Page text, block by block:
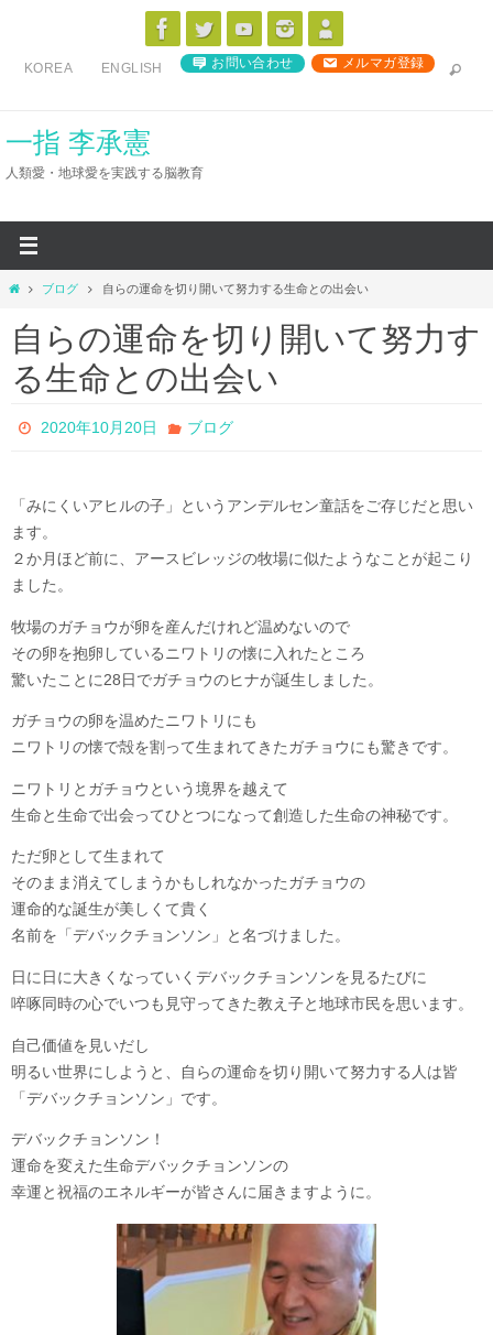
ス
KOREA ENGLISH お問い合わせ メルマガ登録
一指 李承憲
人類愛・地球愛を実践する脳教育
ホ
ム
ブログ 自らの運命を切り開いて努力する生命との出会い
自らの運命を切り開いて努力す
る生命との出会い
2020年10月20日 ブログ
「みにくいアヒルの子」というアンデルセン童話をご存じだと思い
ます。
２か月ほど前に、アースビレッジの牧場に似たようなことが起こり
ました。
牧場のガチョウが卵を産んだけれど温めないので
その卵を抱卵しているニワトリの懐に入れたところ
驚いたことに28日でガチョウのヒナが誕生しました。
ガチョウの卵を温めたニワトリにも
ニワトリの懐で殻を割って生まれてきたガチョウにも驚きです。
ニワトリとガチョウという境界を越えて
生命と生命で出会ってひとつになって創造した生命の神秘です。
ただ卵として生まれて
そのまま消えてしまうかもしれなかったガチョウの
運命的な誕生が美しくて貴く
名前を「デバックチョンソン」と名づけました。
日に日に大きくなっていくデバックチョンソンを見るたびに
啐啄同時の心でいつも見守ってきた教え子と地球市民を思います。
自己価値を見いだし
明るい世界にしようと、自らの運命を切り開いて努力する人は皆
「デバックチョンソン」です。
デバックチョンソン！
運命を変えた生命デバックチョンソンの
幸運と祝福のエネルギーが皆さんに届きますように。